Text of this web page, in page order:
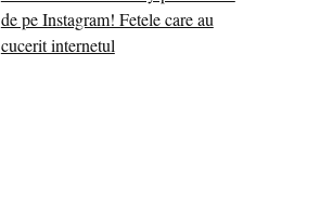
de pe Instagram! Fetele care au
cucerit internetul